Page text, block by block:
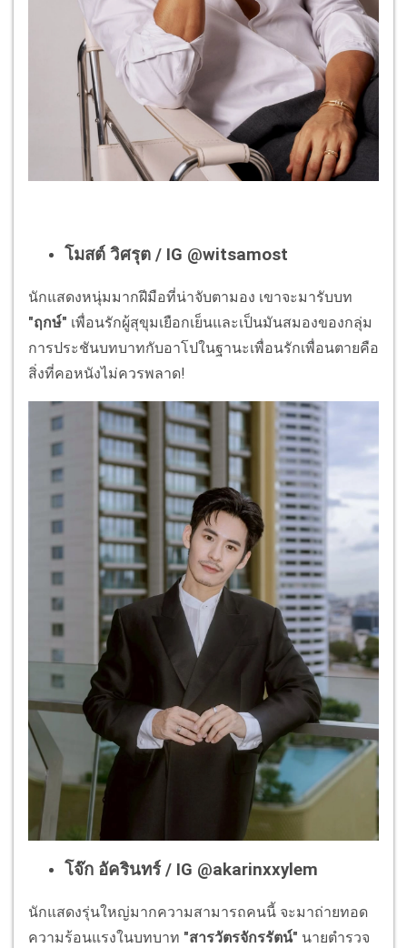
โมสต์ วิศรุต / IG @witsamost
นักแสดงหนุ่มมากฝีมือที่น่าจับตามอง เขาจะมารับบท
"ฤกษ์" เพื่อนรักผู้สุขุมเยือกเย็นและเป็นมันสมองของกลุ่ม
การประชันบทบาทกับอาโปในฐานะเพื่อนรักเพื่อนตายคือ
สิ่งที่คอหนังไม่ควรพลาด!
โจ๊ก อัครินทร์ / IG @akarinxxylem
นักแสดงรุ่นใหญ่มากความสามารถคนนี้ จะมาถ่ายทอด
ความร้อนแรงในบทบาท "สารวัตรจักรรัตน์" นายตำรวจ